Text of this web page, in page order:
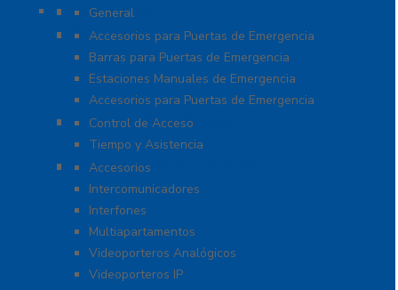
Refacciones
General
Sistemas de Emergencia
Accesorios para Puertas de Emergencia
Barras para Puertas de Emergencia
Estaciones Manuales de Emergencia
Accesorios para Puertas de Emergencia
Software De Asistencia
Control de Acceso
Tiempo y Asistencia
Videoporteros e Interfonos
Accesorios
Intercomunicadores
Interfones
Multiapartamentos
Videoporteros Analógicos
Videoporteros IP